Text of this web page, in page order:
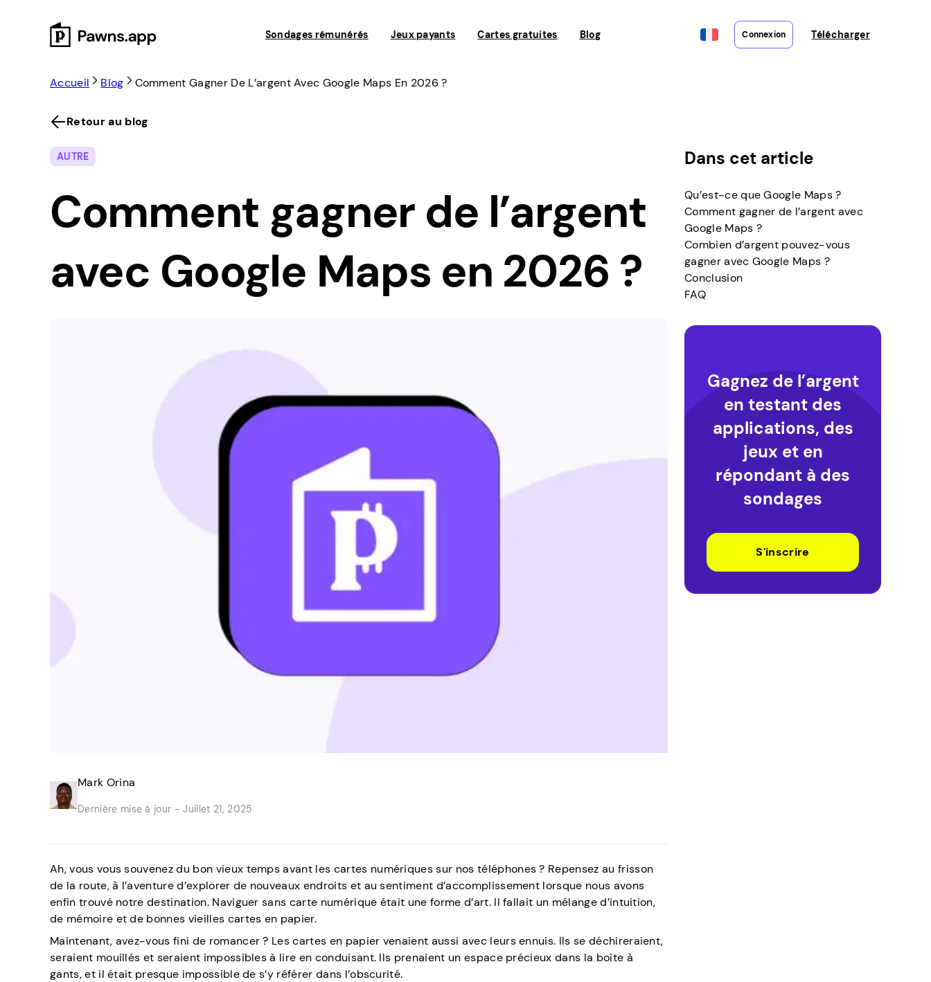
Sondages rémunérés Jeux payants Cartes gratuites Blog Connexion Télécharger
Accueil Blog Comment Gagner De L’argent Avec Google Maps En 2026 ?
Retour au blog
AUTRE
Comment gagner de l’argent
avec Google Maps en 2026 ?
Mark Orina
Dernière mise à jour - Juillet 21, 2025
Ah, vous vous souvenez du bon vieux temps avant les cartes numériques sur nos téléphones ? Repensez au frisson
de la route, à l’aventure d’explorer de nouveaux endroits et au sentiment d’accomplissement lorsque nous avons
enfin trouvé notre destination. Naviguer sans carte numérique était une forme d’art. Il fallait un mélange d’intuition,
de mémoire et de bonnes vieilles cartes en papier.
Maintenant, avez-vous fini de romancer ? Les cartes en papier venaient aussi avec leurs ennuis. Ils se déchireraient,
seraient mouillés et seraient impossibles à lire en conduisant. Ils prenaient un espace précieux dans la boîte à
gants, et il était presque impossible de s’y référer dans l’obscurité.
Dans cet article
Qu’est-ce que Google Maps ?
Comment gagner de l’argent avec
Google Maps ?
Combien d’argent pouvez-vous
gagner avec Google Maps ?
Conclusion
FAQ
Gagnez de l’argent
en testant des
applications, des
jeux et en
répondant à des
sondages
S'inscrire